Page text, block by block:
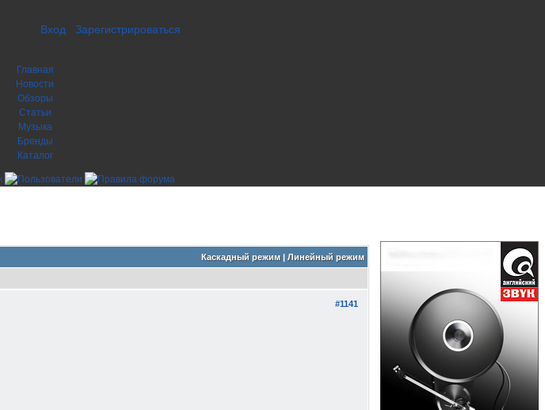
Вход Зарегистрироваться
Главная
Новости
Обзоры
Статьи
Музыка
Бренды
Каталог
Каскадный режим| Линейный режим
#1141